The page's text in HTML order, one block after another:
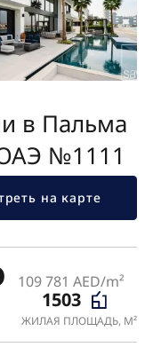
в Пальма
№1111
на карте
109 781 AED/m²
1503
ЖИЛАЯ ПЛОЩАДЬ, М²